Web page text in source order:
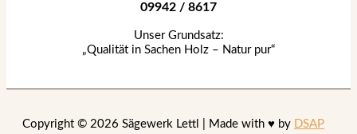
09942 / 8617
Unser Grundsatz:
„Qualität in Sachen Holz – Natur pur“
Copyright © 2026 Sägewerk Lettl | Made with ♥ by DSAP